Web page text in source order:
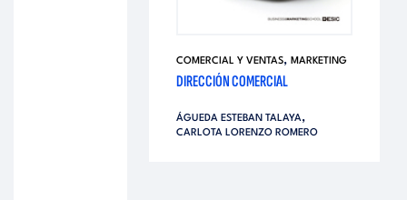
COMERCIAL Y VENTAS, MARKETING
DIRECCIÓN COMERCIAL
ÁGUEDA ESTEBAN TALAYA,
CARLOTA LORENZO ROMERO